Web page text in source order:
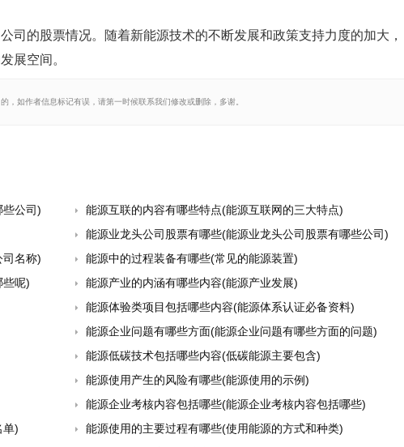
司的股票情况。随着新能源技术的不断发展和政策支持力度的加大，
展空间。
如作者信息标记有误，请第一时候联系我们修改或删除，多谢。
些公司)
能源互联的内容有哪些特点(能源互联网的三大特点)
能源业龙头公司股票有哪些(能源业龙头公司股票有哪些公司)
司名称)
能源中的过程装备有哪些(常见的能源装置)
些呢)
能源产业的内涵有哪些内容(能源产业发展)
能源体验类项目包括哪些内容(能源体系认证必备资料)
能源企业问题有哪些方面(能源企业问题有哪些方面的问题)
能源低碳技术包括哪些内容(低碳能源主要包含)
能源使用产生的风险有哪些(能源使用的示例)
能源企业考核内容包括哪些(能源企业考核内容包括哪些)
单)
能源使用的主要过程有哪些(使用能源的方式和种类)